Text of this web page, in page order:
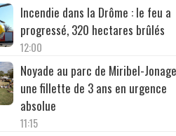
Incendie dans la Drôme : le feu a
progressé, 320 hectares brûlés
12:00
Noyade au parc de Miribel-
une fillette de 3 ans en urgence
absolue
11:15